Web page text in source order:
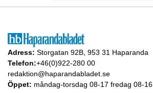
Adress: Storgatan 92B, 953 31 Haparanda
Telefon:+46(0)922-280 00
redaktion@haparandabladet.se
Öppet: måndag-torsdag 08-17 fredag 08-16